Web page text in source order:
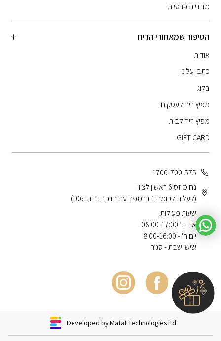
מדיניות פרטיות
הסיפור שמאחורי הריח
אודות
כתבו עלינו
בלוג
מפיץ ריח לעסקים
מפיץ ריח לבית
GIFT CARD
1700-700-575
נח מוזס 6 ראשון לציון
(לעלות לקומה 1 ברמפה עם הרכב, ביתן 106)
שעות פעילות :
א' - ד׳ 08:00-17:00
יום ה' - 8:00-16:00
שישי שבת - סגור
Developed by Matat Technologies ltd